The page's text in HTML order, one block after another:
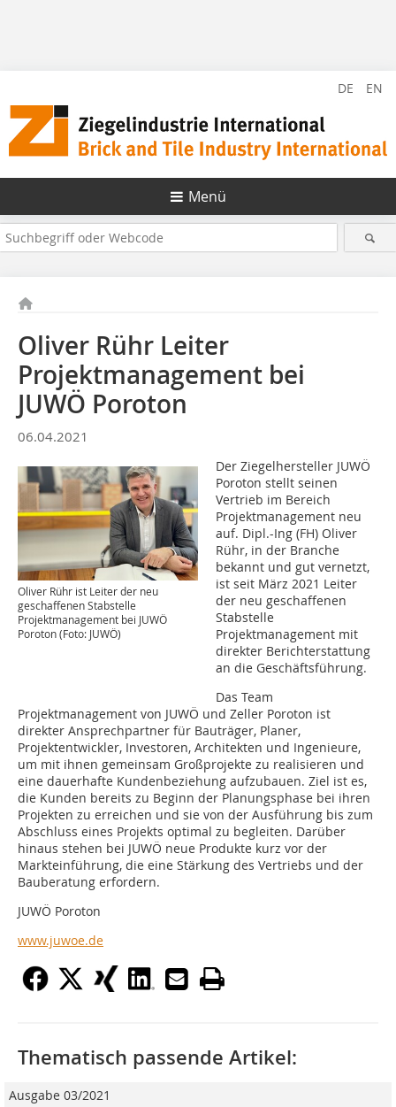
DE EN
Menü
Oliver Rühr Leiter
Projektmanagement bei
JUWÖ Poroton
06.04.2021
Oliver Rühr ist Leiter der neu
geschaffenen Stabstelle
Projektmanagement bei JUWÖ
Poroton (Foto: JUWÖ)
Der Ziegelhersteller JUWÖ
Poroton stellt seinen
Vertrieb im Bereich
Projektmanagement neu
auf. Dipl.-Ing (FH) Oliver
Rühr, in der Branche
bekannt und gut vernetzt,
ist seit März 2021 Leiter
der neu geschaffenen
Stabstelle
Projektmanagement mit
direkter Berichterstattung
an die Geschäftsführung.
Das Team
Projektmanagement von JUWÖ und Zeller Poroton ist
direkter Ansprechpartner für Bauträger, Planer,
Projektentwickler, Investoren, Architekten und Ingenieure,
um mit ihnen gemeinsam Großprojekte zu realisieren und
eine dauerhafte Kundenbeziehung aufzubauen. Ziel ist es,
die Kunden bereits zu Beginn der Planungsphase bei ihren
Projekten zu erreichen und sie von der Ausführung bis zum
Abschluss eines Projekts optimal zu begleiten. Darüber
hinaus stehen bei JUWÖ neue Produkte kurz vor der
Markteinführung, die eine Stärkung des Vertriebs und der
Bauberatung erfordern.
JUWÖ Poroton
www.juwoe.de
Thematisch passende Artikel:
Ausgabe 03/2021